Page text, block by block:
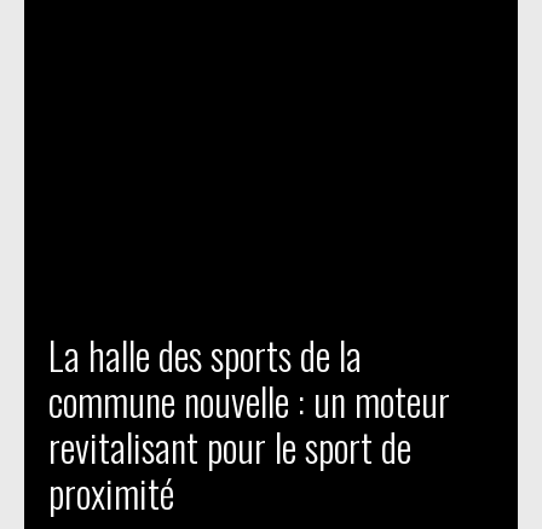
La halle des sports de la
commune nouvelle : un moteur
revitalisant pour le sport de
proximité